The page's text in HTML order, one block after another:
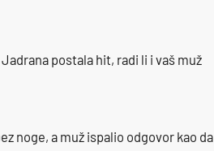
postala hit, radi li i vaš muž
noge, a muž ispalio odgovor kao da